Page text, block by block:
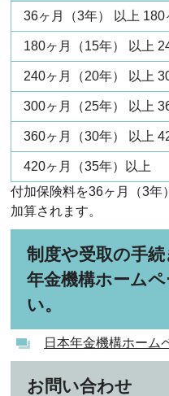
36ヶ月（3年） 以上
180ヶ月（15年） 以上
240ヶ月（20年） 以上
300ヶ月（25年） 以上
360ヶ月（30年） 以上
420ヶ月（35年）以上
付加保険料を36ヶ月（3年
加算されます。
制度や受取の手
年金機構ホーム
い。
日本年金機構ホーム
お問い合わせ